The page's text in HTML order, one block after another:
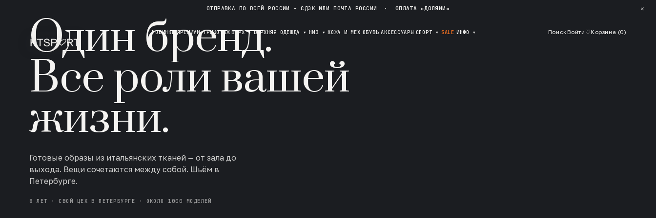
ОТПРАВКА ПО ВСЕЙ РОССИИ - СДЭК ИЛИ ПОЧТА РОССИИ · ОПЛАТА «ДОЛЯМИ» ✕
НОВИНКИ ПРЕМИУМ ТРИКОТАЖ ВЕРХ▾ ВЕРХНЯЯ ОДЕЖДА ▾ НИЗ ▾ КОЖА И МЕХ ОБУВЬ АКСЕССУАРЫ СПОРТ ▾ SALE ИНФО ▾ ПоискВойти ♡Корзина (0)
Один бренд.
Все роли вашей
жизни.
Готовые образы из итальянских тканей — от зала до
выхода. Вещи сочетаются между собой. Шьём в
Петербурге.
8 ЛЕТ · СВОЙ ЦЕХ В ПЕТЕРБУРГЕ · ОКОЛО 1000 МОДЕЛЕЙ